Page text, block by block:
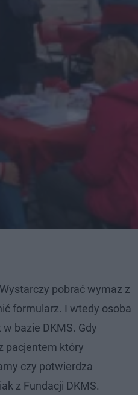
pobrać wymaz z
formularz. I wtedy osoba
bazie DKMS. Gdy
pacjentem który
czy potwierdza
z Fundacji DKMS.